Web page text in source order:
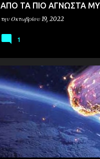
ΑΠΟ ΤΑ ΠΙΟ ΑΓΝΩΣΤΑ
ΘΕΣΣΑΛΟΝΙΚΗΣ!
την Οκτωβρίου 19, 2022
1
ΑΡΧΑΙΟΑΣΤΡΟΝΟΜΙΑ